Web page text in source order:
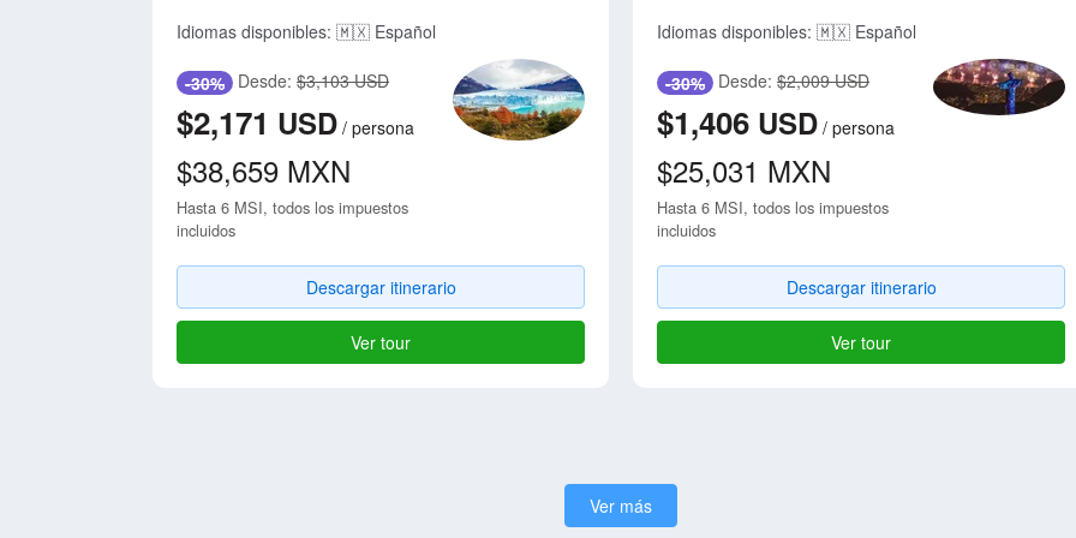
Idiomas disponibles: 🇲🇽 Español
-30% Desde: $3,103 USD
$2,171 USD / persona
$38,659 MXN
Hasta 6 MSI, todos los impuestos
incluidos
Descargar itinerario
Ver tour
Idiomas disponibles: 🇲🇽 Español
-30% Desde: $2,009 USD
$1,406 USD / persona
$25,031 MXN
Hasta 6 MSI, todos los impuestos
incluidos
Descargar itinerario
Ver tour
Ver más